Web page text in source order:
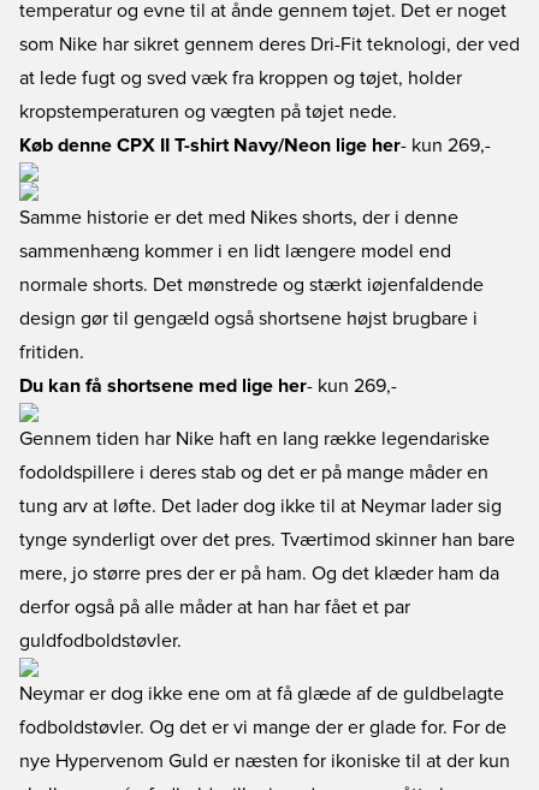
temperatur og evne til at ånde gennem tøjet. Det er noget
som Nike har sikret gennem deres Dri-Fit teknologi, der ved
at lede fugt og sved væk fra kroppen og tøjet, holder
kropstemperaturen og vægten på tøjet nede.
Køb denne CPX II T-shirt Navy/Neon lige her- kun 269,-
Samme historie er det med Nikes shorts, der i denne
sammenhæng kommer i en lidt længere model end
normale shorts. Det mønstrede og stærkt iøjenfaldende
design gør til gengæld også shortsene højst brugbare i
fritiden.
Du kan få shortsene med lige her- kun 269,-
Gennem tiden har Nike haft en lang række legendariske
fodoldspillere i deres stab og det er på mange måder en
tung arv at løfte. Det lader dog ikke til at Neymar lader sig
tynge synderligt over det pres. Tværtimod skinner han bare
mere, jo større pres der er på ham. Og det klæder ham da
derfor også på alle måder at han har fået et par
guldfodboldstøvler.
Neymar er dog ikke ene om at få glæde af de guldbelagte
fodboldstøvler. Og det er vi mange der er glade for. For de
nye Hypervenom Guld er næsten for ikoniske til at der kun